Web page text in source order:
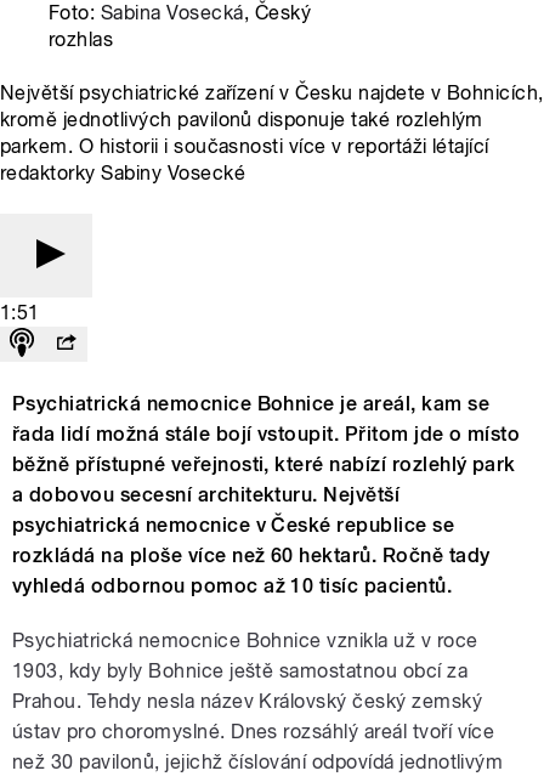
Foto: Sabina Vosecká, Český
rozhlas
Největší psychiatrické zařízení v Česku najdete v Bohnicích,
kromě jednotlivých pavilonů disponuje také rozlehlým
parkem. O historii i současnosti více v reportáži létající
redaktorky Sabiny Vosecké
1:51
Psychiatrická nemocnice Bohnice je areál, kam se
řada lidí možná stále bojí vstoupit. Přitom jde o místo
běžně přístupné veřejnosti, které nabízí rozlehlý park
a dobovou secesní architekturu. Největší
psychiatrická nemocnice v České republice se
rozkládá na ploše více než 60 hektarů. Ročně tady
vyhledá odbornou pomoc až 10 tisíc pacientů.
Psychiatrická nemocnice Bohnice vznikla už v roce
1903, kdy byly Bohnice ještě samostatnou obcí za
Prahou. Tehdy nesla název Královský český zemský
ústav pro choromyslné. Dnes rozsáhlý areál tvoří více
než 30 pavilonů, jejichž číslování odpovídá jednotlivým